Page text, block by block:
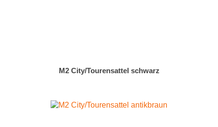
M2 City/Tourensattel schwarz